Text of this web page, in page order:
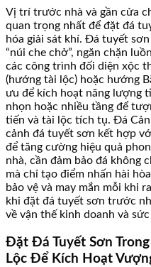
Vị trí trước nhà và gần cửa
quan trọng nhất để đặt đá
hóa giải sát khí. Đá tuyết
“núi che chở”, ngăn chặn
các công trình đối diện xộc
(hướng tài lộc) hoặc hướng
ưu để kích hoạt năng lượng
nhọn hoặc nhiều tầng để
tiến và tài lộc tích tụ. Đá
cảnh đá tuyết sơn kết hợp
để tăng cường hiệu quả
nhà, cần đảm bảo đá không
mà chỉ tạo điểm nhấn hài
bảo vệ và may mắn mỗi khi
khi đặt đá tuyết sơn trước
về vận thế kinh doanh và
Đặt Đá Tuyết Sơn Trong
Lộc Để Kích Hoạt